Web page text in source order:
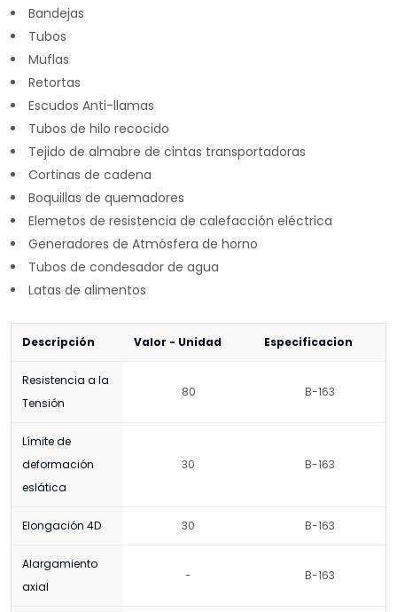
Bandejas
Tubos
Muflas
Retortas
Escudos Anti-llamas
Tubos de hilo recocido
Tejido de almabre de cintas transportadoras
Cortinas de cadena
Boquillas de quemadores
Elemetos de resistencia de calefacción eléctrica
Generadores de Atmósfera de horno
Tubos de condesador de agua
Latas de alimentos
Descripción Valor - Unidad Especificacion
Resistencia a la
Tensión
80 B-163
Límite de
deformación
eslática
30 B-163
Elongación 4D 30 B-163
Alargamiento
axial
- B-163